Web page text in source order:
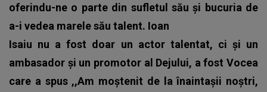
oferindu-ne o parte din sufletul său și bucuria de
a-i vedea marele său talent. Ioan
Isaiu nu a fost doar un actor talentat, ci și un
ambasador și un promotor al Dejului, a fost Vocea
care a spus ,,Am moștenit de la înaintașii noștri,